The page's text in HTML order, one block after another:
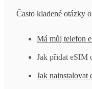
Často kladené otázky
Má můj telefon
Jak přidat eSIM
Jak nainstalovat